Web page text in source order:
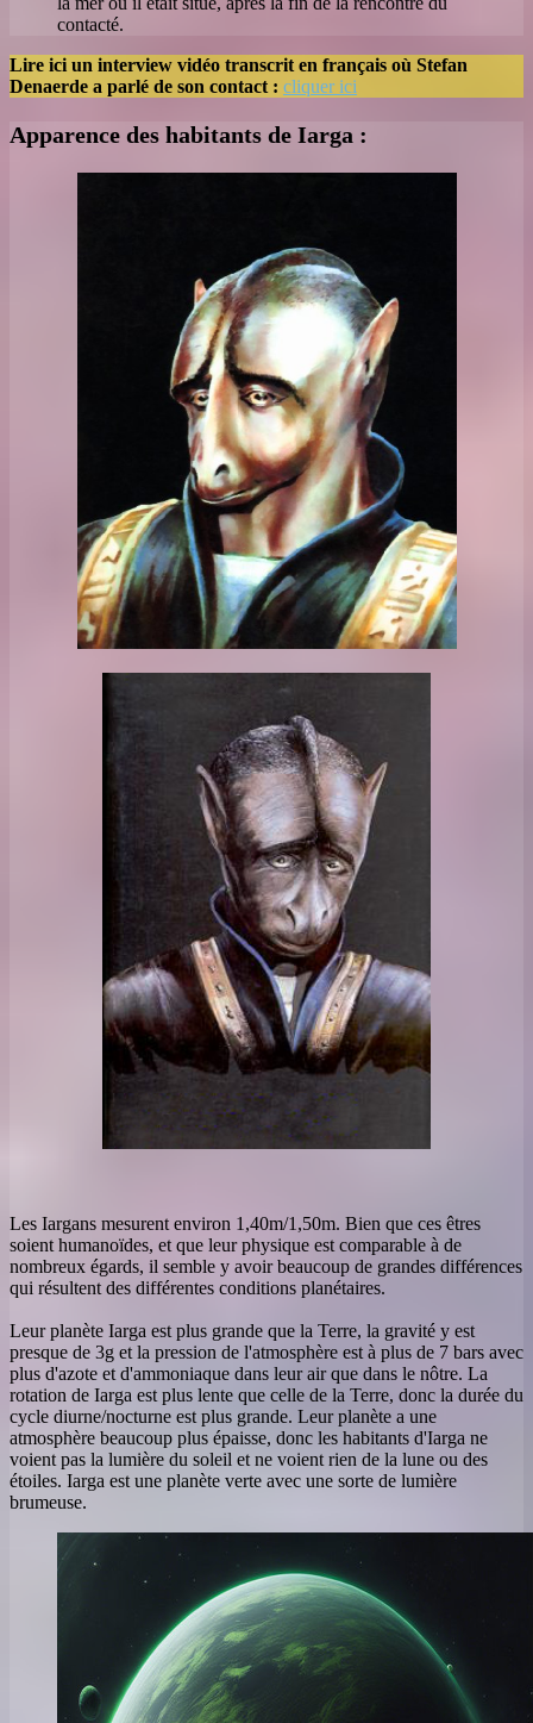
contacté.
Lire ici un interview vidéo transcrit en français où Stefan
Denaerde a parlé de son contact : cliquer ici
Apparence des habitants de Iarga :
Les Iargans mesurent environ 1,40m/1,50m. Bien que ces êtres
soient humanoïdes, et que leur physique est comparable à de
nombreux égards, il semble y avoir beaucoup de grandes différences
qui résultent des différentes conditions planétaires.
Leur planète Iarga est plus grande que la Terre, la gravité y est
presque de 3g et la pression de l'atmosphère est à plus de 7 bars avec
plus d'azote et d'ammoniaque dans leur air que dans le nôtre. La
rotation de Iarga est plus lente que celle de la Terre, donc la durée du
cycle diurne/nocturne est plus grande. Leur planète a une
atmosphère beaucoup plus épaisse, donc les habitants d'Iarga ne
voient pas la lumière du soleil et ne voient rien de la lune ou des
étoiles. Iarga est une planète verte avec une sorte de lumière
brumeuse.